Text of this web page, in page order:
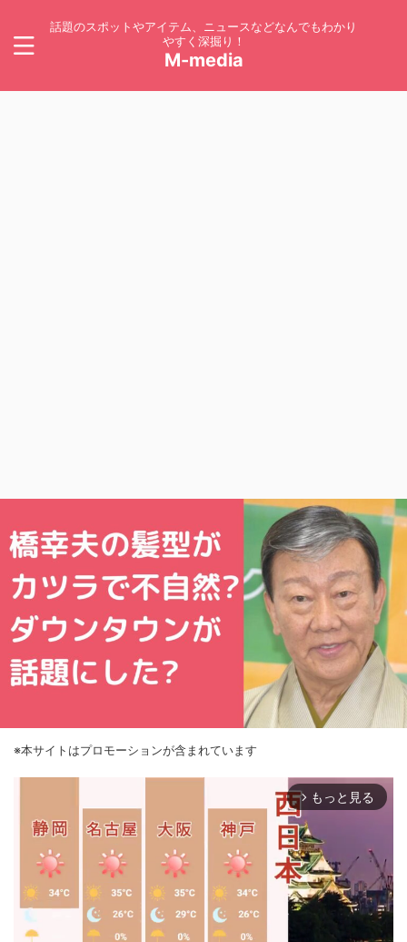
話題のスポットやアイテム、ニュースなどなんでもわかり
やすく深掘り！
M-media
※本サイトはプロモーションが含まれています
arrow_forward_ios もっと見る